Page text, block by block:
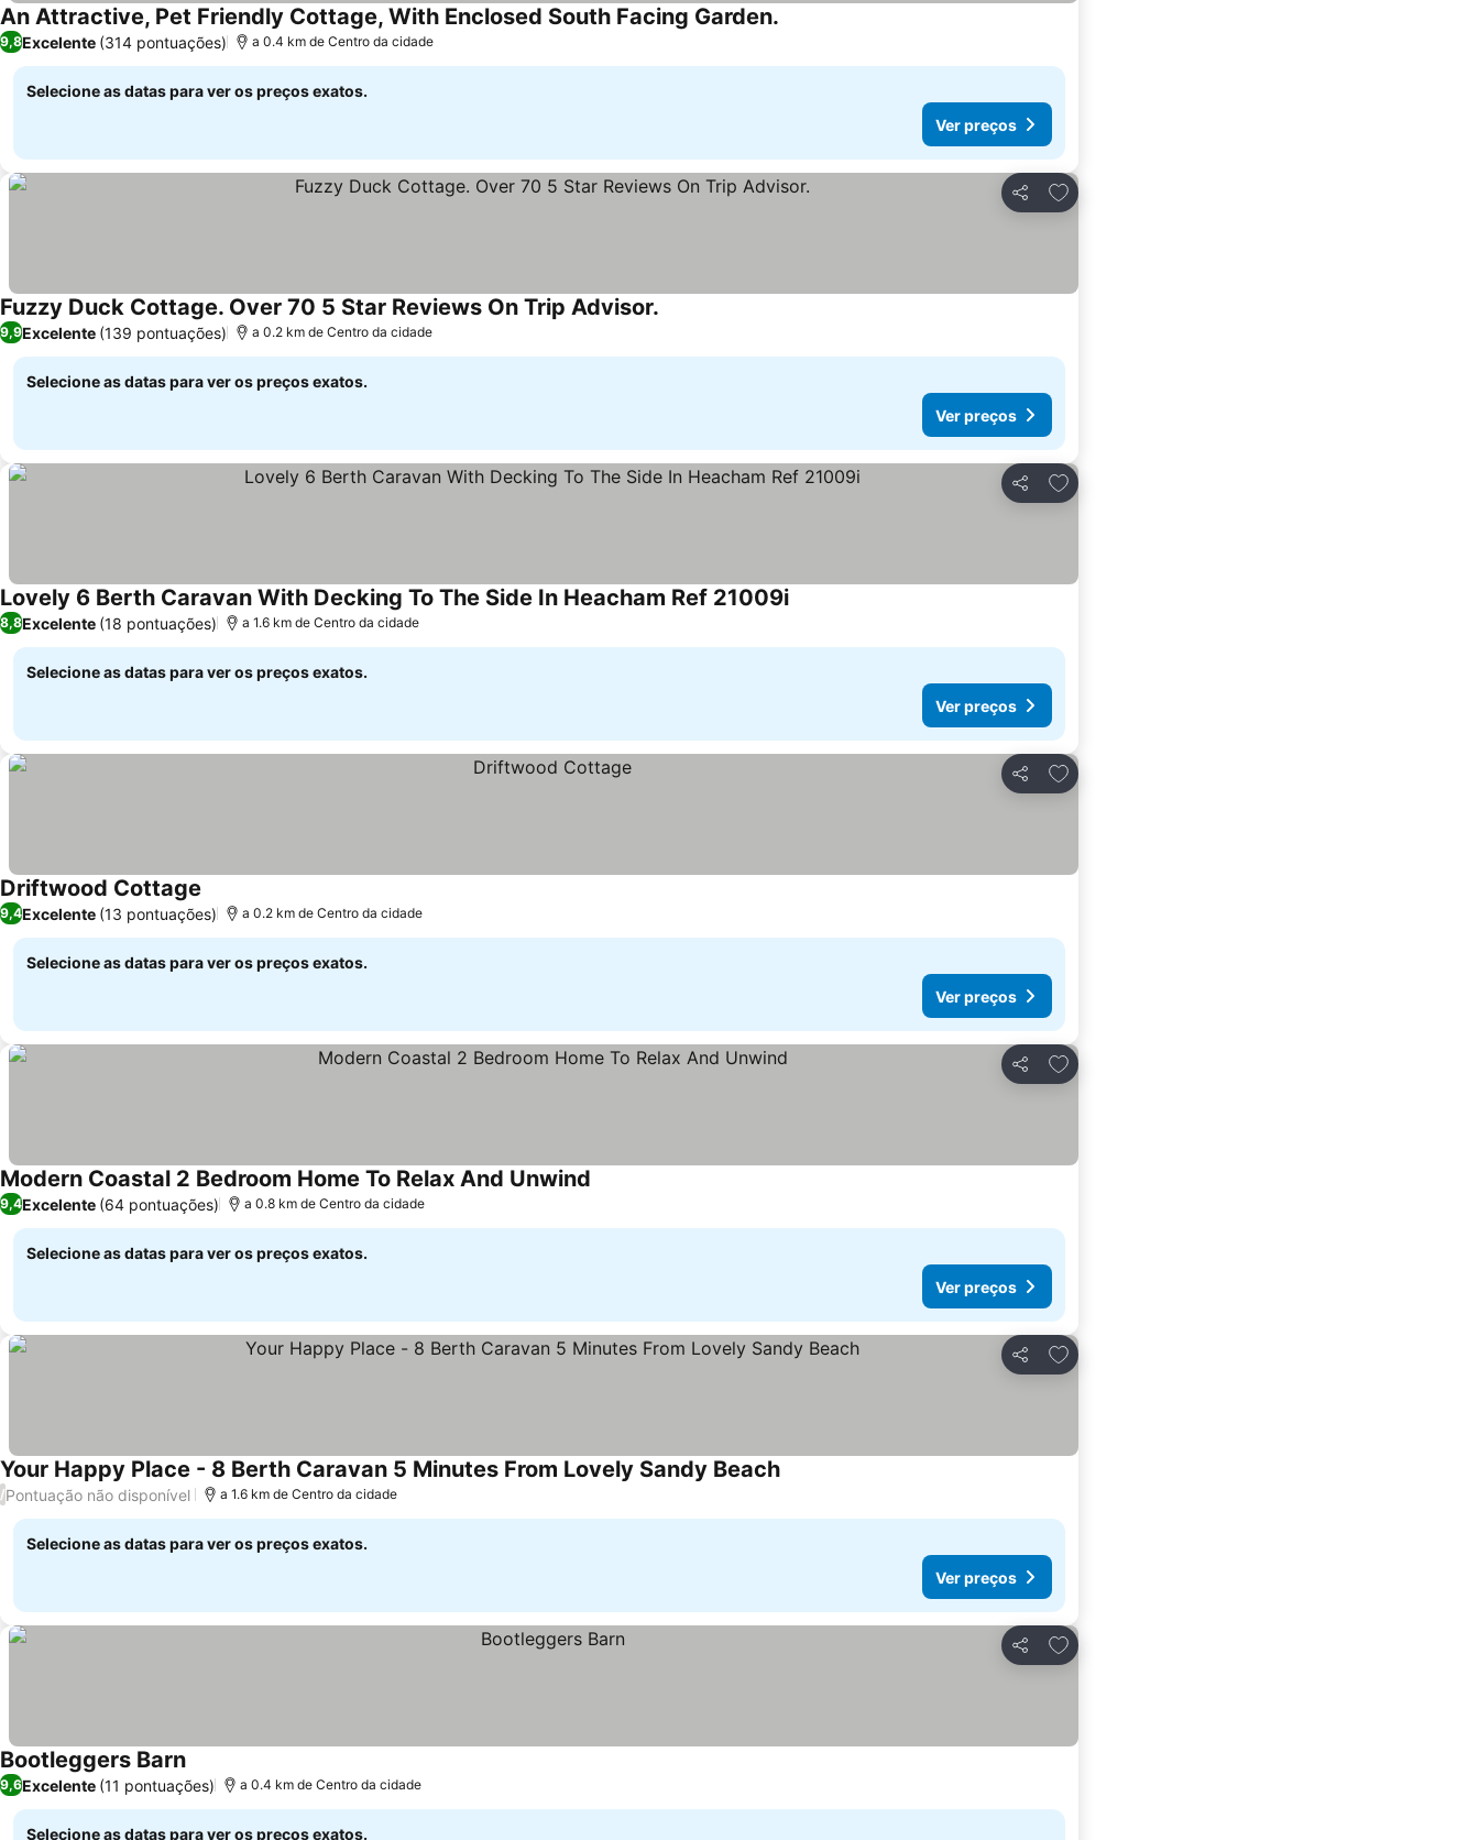
An Attractive, Pet Friendly Cottage, With Enclosed South Facing Garden.
9,8Excelente (314 pontuações) a 0.4 km de Centro da cidade
Selecione as datas para ver os preços exatos.
Ver preços
Partilhar
Adicionar aos favoritos
Fuzzy Duck Cottage. Over 70 5 Star Reviews On Trip Advisor.
9,9Excelente (139 pontuações) a 0.2 km de Centro da cidade
Selecione as datas para ver os preços exatos.
Ver preços
Partilhar
Adicionar aos favoritos
Lovely 6 Berth Caravan With Decking To The Side In Heacham Ref 21009iVer preços
8,8Excelente (18 pontuações) a 1.6 km de Centro da cidade
Selecione as datas para ver os preços exatos.
Ver preços
Partilhar
Adicionar aos favoritos
Driftwood Cottage Ver preços
9,4Excelente (13 pontuações) a 0.2 km de Centro da cidade
Selecione as datas para ver os preços exatos.
Ver preços
Partilhar
Adicionar aos favoritos
Modern Coastal 2 Bedroom Home To Relax And Unwind
9,4Excelente (64 pontuações) a 0.8 km de Centro da cidade
Selecione as datas para ver os preços exatos.
Ver preços
Partilhar
Adicionar aos favoritos
Your Happy Place - 8 Berth Caravan 5 Minutes From Lovely Sandy BeachVer preços
/Pontuação não disponível a 1.6 km de Centro da cidade
Selecione as datas para ver os preços exatos.
Ver preços
Partilhar
Adicionar aos favoritos
Bootleggers BarnVer preços
9,6Excelente (11 pontuações) a 0.4 km de Centro da cidade
Selecione as datas para ver os preços exatos.